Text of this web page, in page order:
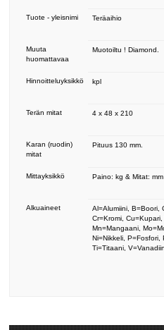
Tuote - yleisnimi Teräaihio
Muuta
huomattavaa
Muotoiltu ! Diamond.
Hinnoitteluyksikkö kpl
Terän mitat 4 x 48 x 210
Karan (ruodin)
mitat
Pituus 130 mm.
Mittayksikkö Paino: kg & Mitat: mm
Alkuaineet
Al=Alumiini, B=Boori,
Cr=Kromi,
Mn=Mangaani,
Ni=Nikkeli, P=Fosfori,
Ti=Titaani,